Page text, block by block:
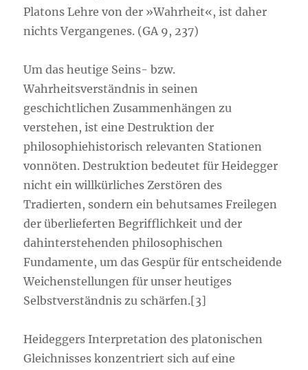
Platons Lehre von der »Wahrheit«, ist daher
nichts Vergangenes. (GA 9, 237)
Um das heutige Seins- bzw.
Wahrheitsverständnis in seinen
geschichtlichen Zusammenhängen zu
verstehen, ist eine Destruktion der
philosophiehistorisch relevanten Stationen
vonnöten. Destruktion bedeutet für Heidegger
nicht ein willkürliches Zerstören des
Tradierten, sondern ein behutsames Freilegen
der überlieferten Begrifflichkeit und der
dahinterstehenden philosophischen
Fundamente, um das Gespür für entscheidende
Weichenstellungen für unser heutiges
Selbstverständnis zu schärfen.[3]
Heideggers Interpretation des platonischen
Gleichnisses konzentriert sich auf eine